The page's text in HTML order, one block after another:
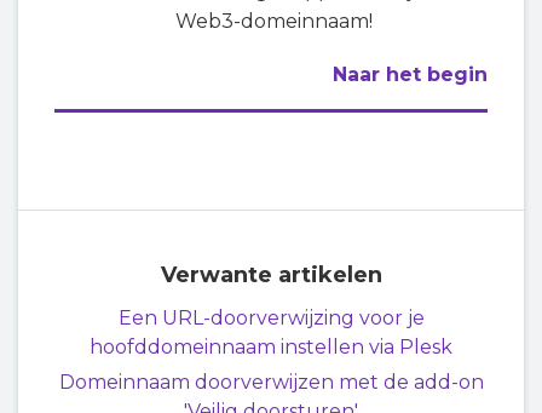
Web3-domeinnaam!
Naar het begin
Verwante artikelen
Een URL-doorverwijzing voor je
hoofddomeinnaam instellen via Plesk
Domeinnaam doorverwijzen met de add-on